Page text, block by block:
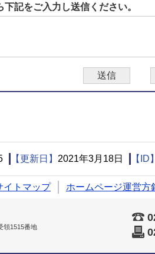
記をご入力し送信ください。
【更新日】 2021年3月18日 【ID】
イトマップ ホームページ運営方
領1515番地